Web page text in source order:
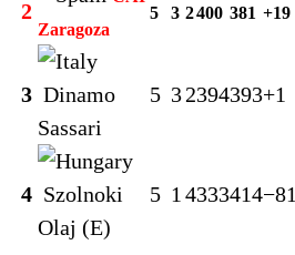
2
Zaragoza
5 3 2400 381 +19
3 Dinamo
Sassari
5 32394393+1
4 Szolnoki
Olaj (E)
5 1 4333414−81